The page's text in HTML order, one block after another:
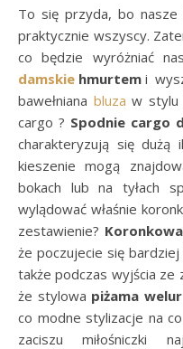
To się przyda, bo nasze
praktycznie wszyscy.
co będzie wyróżniać
damskie hmurtem i
bawełniana bluza w stylu
cargo ? Spodnie cargo
charakteryzują się
kieszenie mogą
bokach lub na tyłach
wylądować właśnie
zestawienie? Koronkow
że poczujecie się
także podczas wyjścia ze
że stylowa piżama
co modne stylizacje na
zaciszu miłośniczki